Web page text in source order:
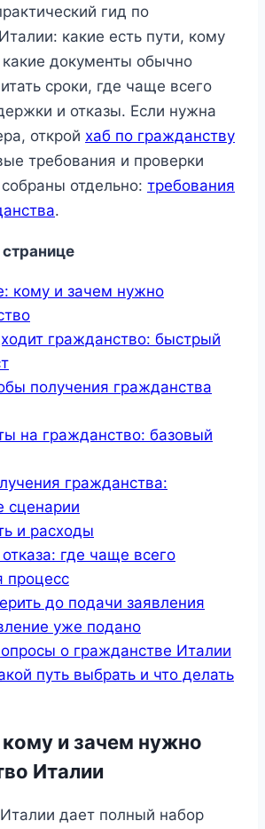
гид по
какие есть пути, кому
какие документы обычно
сроки, где чаще всего
и отказы. Если нужна
открой хаб по гражданству
требования и проверки
отдельно: требования
.
кому и зачем нужно
гражданство: быстрый
получения гражданства
на гражданство: базовый
гражданства:
сценарии
и расходы
где чаще всего
процесс
до подачи заявления
уже подано
о гражданстве Италии
путь выбрать и что делать
и зачем нужно
Италии
дает полный набор